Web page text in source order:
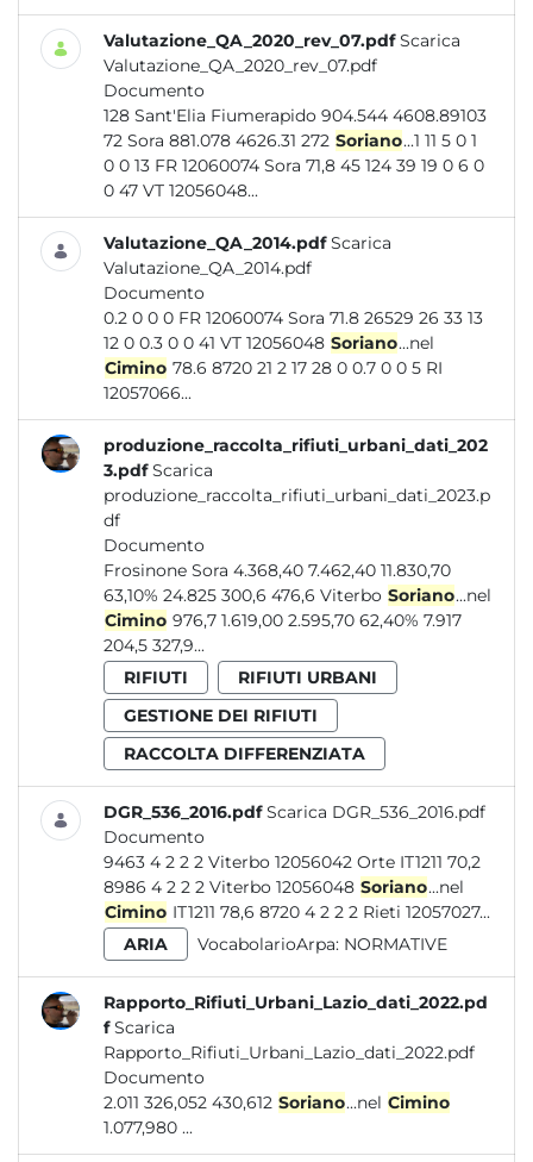
Valutazione_QA_2020_rev_07.pdf Scarica
Valutazione_QA_2020_rev_07.pdf
Documento
128 Sant'Elia Fiumerapido 904.544 4608.89103
72 Sora 881.078 4626.31 272 Soriano...1 11 5 0 1
0 0 13 FR 12060074 Sora 71,8 45 124 39 19 0 6 0
0 47 VT 12056048...
Valutazione_QA_2014.pdf Scarica
Valutazione_QA_2014.pdf
Documento
0.2 0 0 0 FR 12060074 Sora 71.8 26529 26 33 13
12 0 0.3 0 0 41 VT 12056048 Soriano...nel
Cimino 78.6 8720 21 2 17 28 0 0.7 0 0 5 RI
12057066...
produzione_raccolta_rifiuti_urbani_dati_202
3.pdf Scarica
produzione_raccolta_rifiuti_urbani_dati_2023.p
df
Documento
Frosinone Sora 4.368,40 7.462,40 11.830,70
63,10% 24.825 300,6 476,6 Viterbo Soriano...nel
Cimino 976,7 1.619,00 2.595,70 62,40% 7.917
204,5 327,9...
RIFIUTI
RIFIUTI URBANI
GESTIONE DEI RIFIUTI
RACCOLTA DIFFERENZIATA
DGR_536_2016.pdf Scarica DGR_536_2016.pdf
Documento
9463 4 2 2 2 Viterbo 12056042 Orte IT1211 70,2
8986 4 2 2 2 Viterbo 12056048 Soriano...nel
Cimino
IT1211 78,6 8720 4 2 2 2 Rieti 12057027...
ARIA
VocabolarioArpa: NORMATIVE
Rapporto_Rifiuti_Urbani_Lazio_dati_2022.pd
f Scarica
Rapporto_Rifiuti_Urbani_Lazio_dati_2022.pdf
Documento
2.011 326,052 430,612 Soriano...nel Cimino
1.077,980 ...